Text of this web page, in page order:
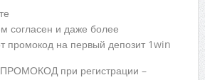
согласен и даже более
промокод на первый депозит 1win
при регистрации –